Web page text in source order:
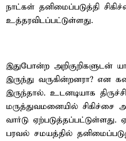
நாட்கள் தனிமைப்படுத்தி
உத்தரவிடப்பட்டுள்ளது.
இதுபோன்ற அறிகுறிகளுடன்
இருந்து வருகின்றனரா? என
இருந்தால். உடனடியாக
மருத்துவமனையில் சிகிச்சை
வார்டு
பரவல் சமயத்தில்